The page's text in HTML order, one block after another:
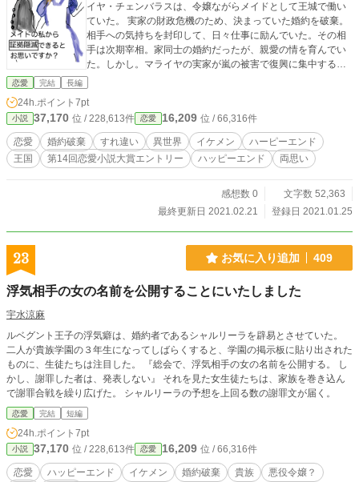
イヤ・チェンバラスは、令嬢ながらメイドとして王城で働い
ていた。 実家の財政危機のため、決まっていた婚約を破棄。
相手への気持ちを封印して、日々仕事に励んでいた。その相
手は次期宰相。家同士の婚約だったが、親愛の情を育んでい
た。しかし。マライヤの実家が嵐の被害で復興に集中する以
上。宰相家の負担になる。 若い2人の間を考え、家長同士の
書き上げるぞ！と気合を入れて。投稿中です。
恋愛 完結 長編
24h.ポイント 7pt
小説 37,170 位 / 228,613件 恋愛 16,209 位 / 66,316件
恋愛 婚約破棄 すれ違い 異世界 イケメン
ハーピーエンド
王国
第14回恋愛小説大賞エントリー ハッピーエンド 両思い
感想数 0
文字数 52,363
最終更新日 2021.02.21
登録日 2021.01.25
23 お気に入り追加 409
浮気相手の女の名前を公開することにいたしました
宇水涼麻
ルベグント王子の浮気癖は、婚約者であるシャルリーラを辟易とさせていた。
二人が貴族学園の３年生になってしばらくすると、学園の掲示板に貼り出された
ものに、生徒たちは注目した。 『総会で、浮気相手の女の名前を公開する。 し
かし、謝罪した者は、発表しない』 それを見た女生徒たちは、家族を巻き込ん
で謝罪合戦を繰り広げた。 シャルリーラの予想を上回る数の謝罪文が届く。
恋愛 完結 短編
24h.ポイント 7pt
小説 37,170 位 / 228,613件 恋愛 16,209 位 / 66,316件
恋愛 ハッピーエンド イケメン 婚約破棄 貴族 悪役令嬢？